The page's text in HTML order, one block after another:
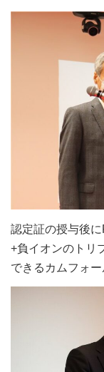
認定証の授与後
+負イオンのトリ
できるカムフォ